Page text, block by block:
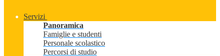
Servizi
Panoramica
Famiglie e studenti
Personale scolastico
Percorsi di studio